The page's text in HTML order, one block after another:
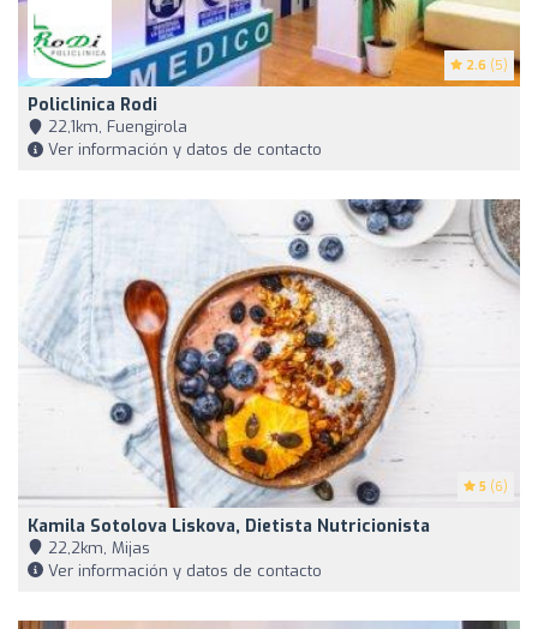
2.6 (5)
Policlinica Rodi
22,1km, Fuengirola
Ver información y datos de contacto
5 (6)
Kamila Sotolova Liskova, Dietista Nutricionista
22,2km, Mijas
Ver información y datos de contacto